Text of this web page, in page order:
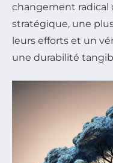
changement radical
stratégique, une
leurs efforts et un
une durabilité